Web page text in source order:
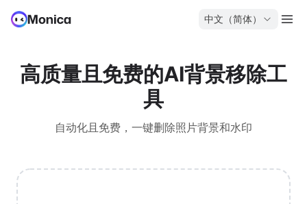
中文（简体）
高质量且免费的AI背景移除工
具
自动化且免费，一键删除照片背景和水印